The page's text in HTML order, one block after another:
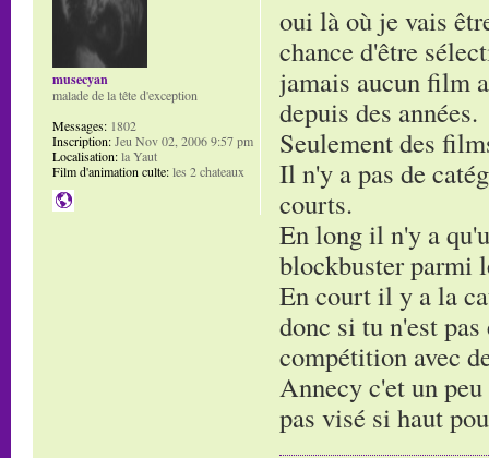
oui là où je vais
chance d'être
jamais aucun film
depuis des années.
Seulement des
Il n'y a pas de
courts.
En long il n'y a
blockbuster parmi
En court il y a la
donc si tu n'est
compétition avec
Annecy c'et un
pas visé si haut
musecyan
malade de la tête d'exception
Messages: 1802
Inscription:Jeu Nov 02, 2006 9:57 pm
Localisation:la Yaut
Film d'animation culte:les 2 chateaux